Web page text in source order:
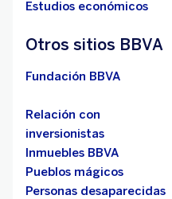
Estudios económicos
Otros sitios BBVA
Fundación BBVA
Relación con
inversionistas
Inmuebles BBVA
Pueblos mágicos
Personas desaparecidas